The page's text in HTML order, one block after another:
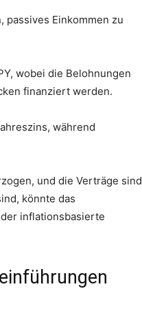
Einkommen zu
wobei die Belohnungen
finanziert werden.
während
und die Verträge sind
könnte das
inflationsbasierte